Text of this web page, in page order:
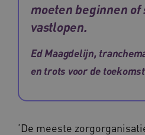
moeten beginnen of
vastlopen.
Ed Maagdelijn,
en trots voor de toekomst
‘De meeste